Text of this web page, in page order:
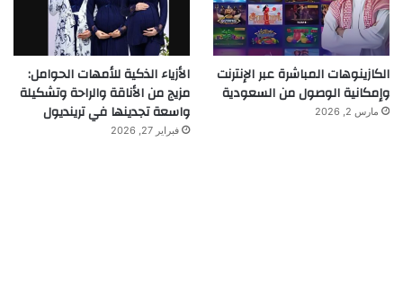
الكازينوهات المباشرة عبر الإنترنت
وإمكانية الوصول من السعودية
مارس 2, 2026
الأزياء الذكية للأمهات الحوامل:
مزيج من الأناقة والراحة وتشكيلة
واسعة تجدينها في ترينديول
فبراير 27, 2026